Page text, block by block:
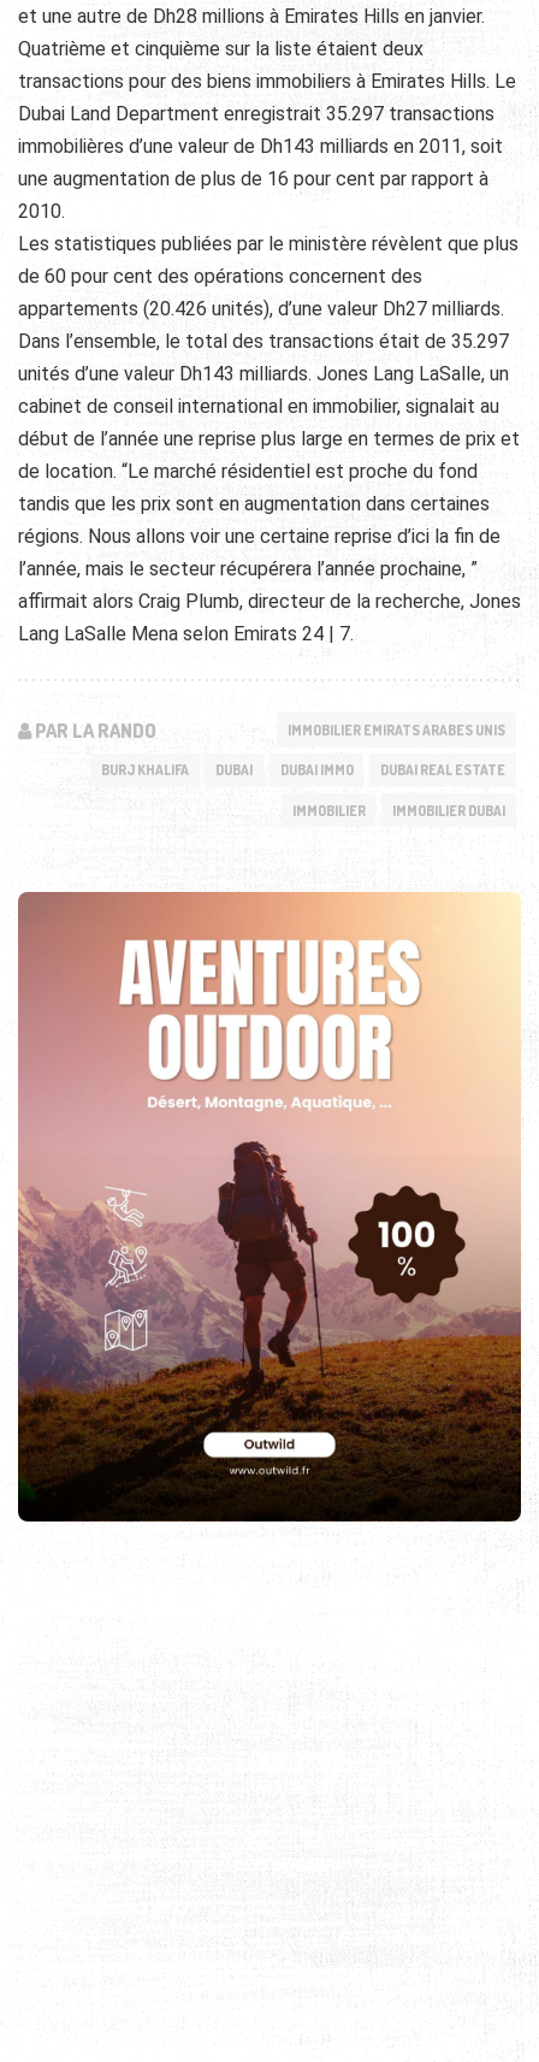
et une autre de Dh28 millions à Emirates Hills en janvier.
Quatrième et cinquième sur la liste étaient deux
transactions pour des biens immobiliers à Emirates Hills. Le
Dubai Land Department enregistrait 35.297 transactions
immobilières d’une valeur de Dh143 milliards en 2011, soit
une augmentation de plus de 16 pour cent par rapport à
2010.
Les statistiques publiées par le ministère révèlent que plus
de 60 pour cent des opérations concernent des
appartements (20.426 unités), d’une valeur Dh27 milliards.
Dans l’ensemble, le total des transactions était de 35.297
unités d’une valeur Dh143 milliards. Jones Lang LaSalle, un
cabinet de conseil international en immobilier, signalait au
début de l’année une reprise plus large en termes de prix et
de location. “Le marché résidentiel est proche du fond
tandis que les prix sont en augmentation dans certaines
régions. Nous allons voir une certaine reprise d’ici la fin de
l’année, mais le secteur récupérera l’année prochaine, ”
affirmait alors Craig Plumb, directeur de la recherche, Jones
Lang LaSalle Mena selon Emirats 24 | 7.
PAR LA RANDO IMMOBILIER EMIRATS ARABES UNIS
BURJ KHALIFA DUBAI DUBAI IMMO DUBAI REAL ESTATE
IMMOBILIER IMMOBILIER DUBAI